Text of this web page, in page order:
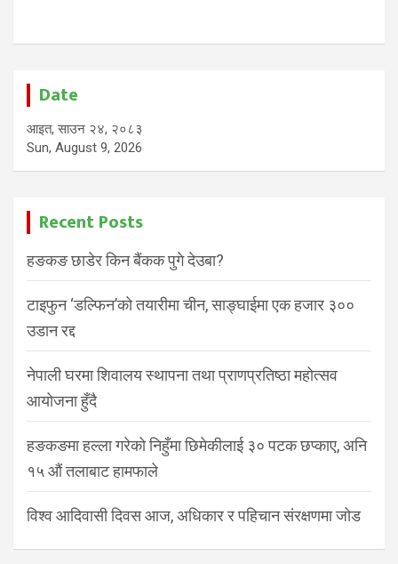
Date
आइत, साउन २४, २०८३
Sun, August 9, 2026
Recent Posts
हङकङ छाडेर किन बैंकक पुगे देउबा?
टाइफुन ‘डल्फिन’को तयारीमा चीन, साङ्घाईमा एक हजार ३००
उडान रद्द
नेपाली घरमा शिवालय स्थापना तथा प्राणप्रतिष्ठा महोत्सव
आयोजना हुँदै
हङकङमा हल्ला गरेको निहुँमा छिमेकीलाई ३० पटक छप्काए, अनि
१५ औं तलाबाट हामफाले
विश्व आदिवासी दिवस आज, अधिकार र पहिचान संरक्षणमा जोड